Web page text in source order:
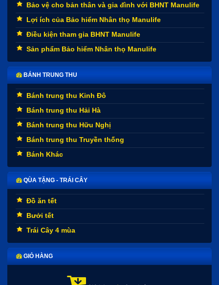
Bảo vệ cho bản thân và gia đình với BHNT Manulife
Lợi ích của Bảo hiểm Nhân thọ Manulife
Điều kiện tham gia BHNT Manulife
Sản phẩm Bảo hiểm Nhân thọ Manulife
BÁNH TRUNG THU
Bánh trung thu Kinh Đô
Bánh trung thu Hải Hà
Bánh trung thu Hữu Nghị
Bánh trung thu Truyền thống
Bánh Khác
QÙA TẶNG - TRÁI CÂY
Đồ ăn tết
Bưởi tết
Trái Cây 4 mùa
GIỎ HÀNG